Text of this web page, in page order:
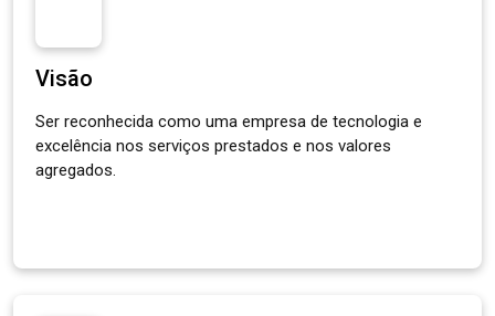
Visão
Ser reconhecida como uma empresa de tecnologia e
excelência nos serviços prestados e nos valores
agregados.